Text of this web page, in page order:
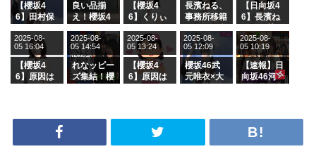
【櫻坂4
6】田村保
ージを脱い
でいた理由
良い品揃
え！櫻坂4
グル『Mak
e or Brea
k』オフィ
シャルグッ
ズ絶賛販売
【櫻坂4
6】くりぃ
の2人を手
玉に取る大
沼晶保【く
りぃむナン
タラ】
長濱ねる、
事務所移籍
属を発表
【日向坂4
6】長濱ね
ら移籍しフ
ラーム所属
に。これで
事務所に所
属している
がこちら
【櫻坂4
6】原因は
ざわつかせ
2025-08-
05 16:04
れなッピー
ズ集結！櫻
「ラヴィッ
スタジオ出
2025-08-
05 14:54
【櫻坂4
6】原因は
ざわつかせ
2025-08-
05 13:24
櫻坂46武
元唯衣×大
さんに恐怖
ナンタラ】
2025-08-
05 12:09
【速報】日
向坂46河
2025-08-
05 10:19